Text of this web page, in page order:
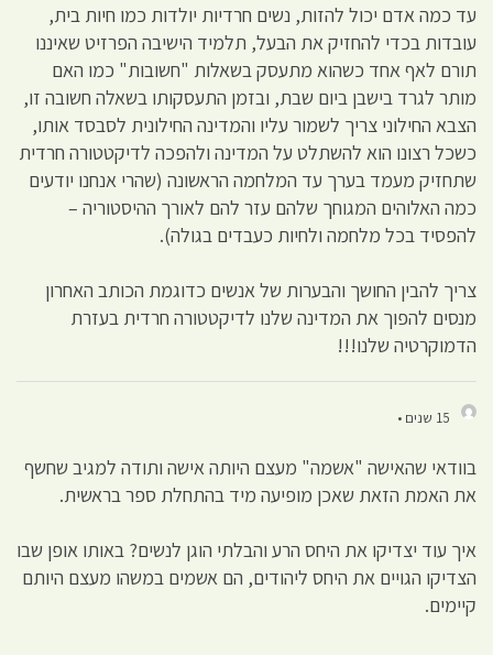
עד כמה אדם יכול להזות, נשים חרדיות יולדות כמו חיות בית,
עובדות בכדי להחזיק את הבעל, תלמיד הישיבה הפרזיט שאיננו
תורם לאף אחד כשהוא מתעסק בשאלות "חשובות" כמו האם
מותר לגרד בישבן ביום שבת, ובזמן התעסקותו בשאלה חשובה זו,
הצבא החילוני צריך לשמור עליו והמדינה החילונית לסבסד אותו,
כשכל רצונו הוא להשתלט על המדינה ולהפכה לדיקטטורה חרדית
שתחזיק מעמד בערך עד המלחמה הראשונה (שהרי אנחנו יודעים
כמה האלוהים המגוחך שלהם עזר להם לאורך ההיסטוריה –
להפסיד בכל מלחמה ולחיות כעבדים בגולה).
צריך להבין החושך והבערות של אנשים כדוגמת הכותב האחרון
מנסים להפוך את המדינה שלנו לדיקטטורה חרדית בעזרת
הדמוקרטיה שלנו!!!
15 שנים •
בוודאי שהאישה "אשמה" מעצם היותה אישה ותודה למגיב שחשף
את האמת הזאת שאכן מופיעה מיד בהתחלת ספר בראשית.
איך עוד יצדיקו את היחס הרע והבלתי הוגן לנשים? באותו אופן שבו
הצדיקו הגויים את היחס ליהודים, הם אשמים במשהו מעצם היותם
קיימים.